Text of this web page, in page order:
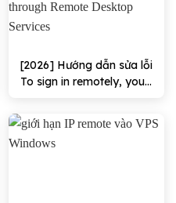
[2026] Hướng dẫn sửa lỗi
To sign in remotely, you
through Remote
Desktop Services hiệu
quả